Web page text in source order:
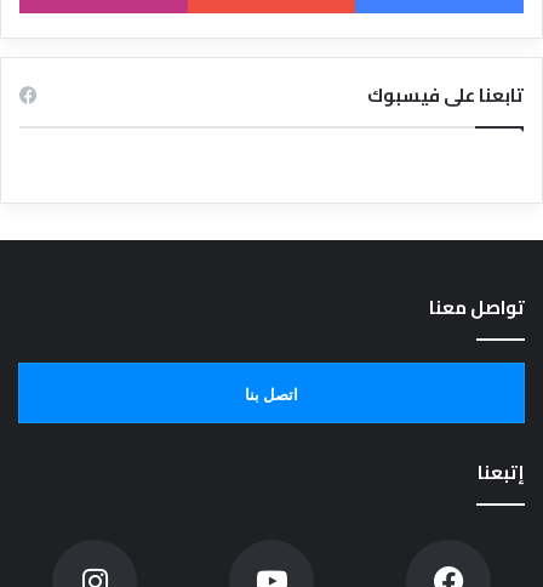
تابعنا على فيسبوك
تواصل معنا
اتصل بنا
إتبعنا